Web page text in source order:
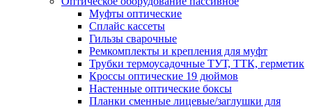
Муфты оптические
Сплайс кассеты
Гильзы сварочные
Ремкомплекты и крепления для муфт
Трубки термоусадочные ТУТ, ТТК, герметик
Кроссы оптические 19 дюймов
Настенные оптические боксы
Планки сменные лицевые/заглушки для